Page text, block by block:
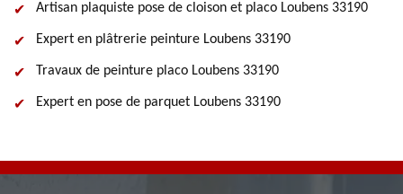
Artisan plaquiste pose de cloison et placo Loubens 33190
Expert en plâtrerie peinture Loubens 33190
Travaux de peinture placo Loubens 33190
Expert en pose de parquet Loubens 33190